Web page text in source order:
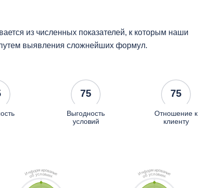
из численных показателей, к которым наши
выявления сложнейших формул.
75
Выгодность
условий
75
Отношение к
клиенту
Информ ирование
об условиях Информ ирование
об условиях